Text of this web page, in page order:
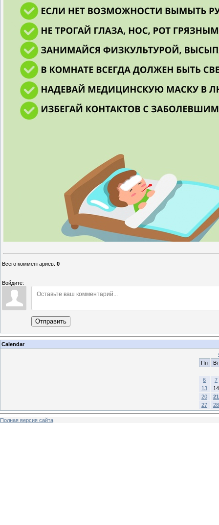
Всего комментариев: 0
Войдите:
Отправить
Calendar
Пн
Вт
6
7
13
14
20
21
27
28
Полная версия сайта